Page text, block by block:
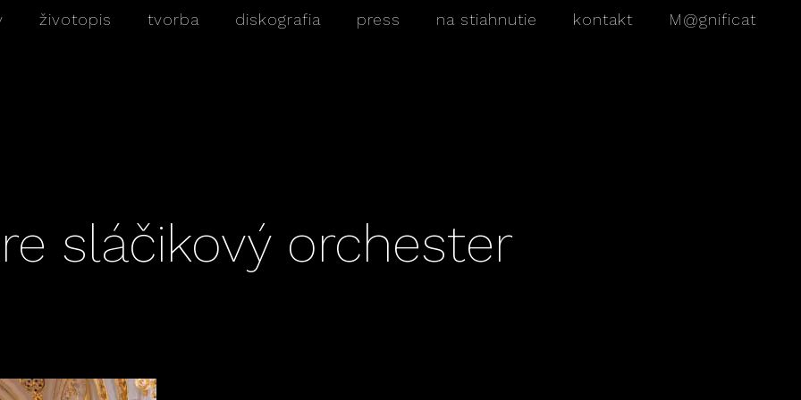
životopis tvorba diskografia press na stiahnutie kontakt M@gnificat
sláčikový orchester